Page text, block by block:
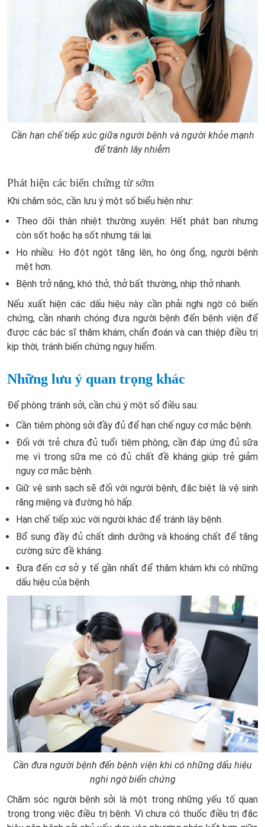
Cần hạn chế tiếp xúc giữa người bệnh và người khỏe mạnh
để tránh lây nhiễm
Phát hiện các biến chứng từ sớm
Khi chăm sóc, cần lưu ý một số biểu hiện như:
Theo dõi thân nhiệt thường xuyên: Hết phát ban nhưng
còn sốt hoặc hạ sốt nhưng tái lại.
Ho nhiều: Ho đột ngột tăng lên, ho ông ổng, người bệnh
mệt hơn.
Bệnh trở nặng, khó thở, thở bất thường, nhịp thở nhanh.
Nếu xuất hiện các dấu hiệu này cần phải nghi ngờ có biến
chứng, cần nhanh chóng đưa người bệnh đến bệnh viện để
được các bác sĩ thăm khám, chẩn đoán và can thiệp điều trị
kịp thời, tránh biến chứng nguy hiểm.
Những lưu ý quan trọng khác
Để phòng tránh sởi, cần chú ý một số điều sau:
Cần tiêm phòng sởi đầy đủ để hạn chế nguy cơ mắc bệnh.
Đối với trẻ chưa đủ tuổi tiêm phòng, cần đáp ứng đủ sữa
mẹ vì trong sữa mẹ có đủ chất đề kháng giúp trẻ giảm
nguy cơ mắc bệnh.
Giữ vệ sinh sạch sẽ đối với người bệnh, đặc biệt là vệ sinh
răng miệng và đường hô hấp.
Hạn chế tiếp xúc với người khác để tránh lây bệnh.
Bổ sung đầy đủ chất dinh dưỡng và khoáng chất để tăng
cường sức đề kháng.
Đưa đến cơ sở y tế gần nhất để thăm khám khi có những
dấu hiệu của bệnh.
Cần đưa người bệnh đến bệnh viện khi có những dấu hiệu
nghi ngờ biến chứng
Chăm sóc người bệnh sởi là một trong những yếu tố quan
trọng trong việc điều trị bệnh. Vì chưa có thuốc điều trị đặc